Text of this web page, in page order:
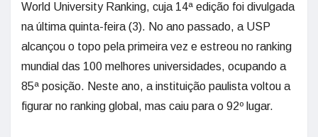
World University Ranking, cuja 14ª edição foi divulgada
na última quinta-feira (3). No ano passado, a USP
alcançou o topo pela primeira vez e estreou no ranking
mundial das 100 melhores universidades, ocupando a
85ª posição. Neste ano, a instituição paulista voltou a
figurar no ranking global, mas caiu para o 92º lugar.